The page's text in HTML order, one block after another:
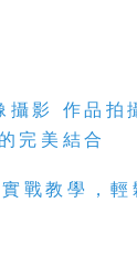
影 作品拍
完美結合
戰教學，輕